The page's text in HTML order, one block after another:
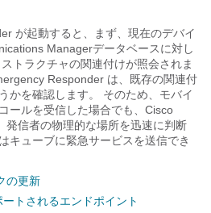
が起動すると、まず、現在のデバイ
Managerデータベースに対し
トラクチャの関連付けが照会されま
Responder は、既存の関連付
かを確認します。 そのため、モバイ
ールを受信した場合でも、Cisco
発信者の物理的な場所を迅速に判断
キューブに緊急サービスを送信でき
の更新
トされるエンドポイント